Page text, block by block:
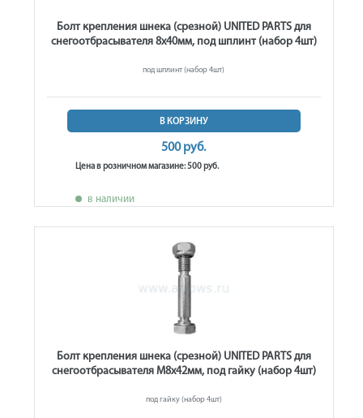
Болт крепления шнека (срезной) UNITED PARTS для
снегоотбрасывателя 8х40мм, под шплинт (набор 4шт)
под шплинт (набор 4шт)
В КОРЗИНУ
500 руб.
Цена в розничном магазине: 500 руб.
в наличии
Болт крепления шнека (срезной) UNITED PARTS для
снегоотбрасывателя М8х42мм, под гайку (набор 4шт)
под гайку (набор 4шт)